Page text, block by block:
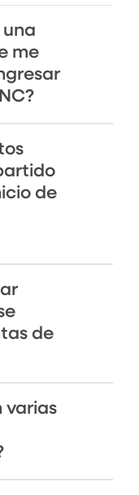
me
de
de
varias